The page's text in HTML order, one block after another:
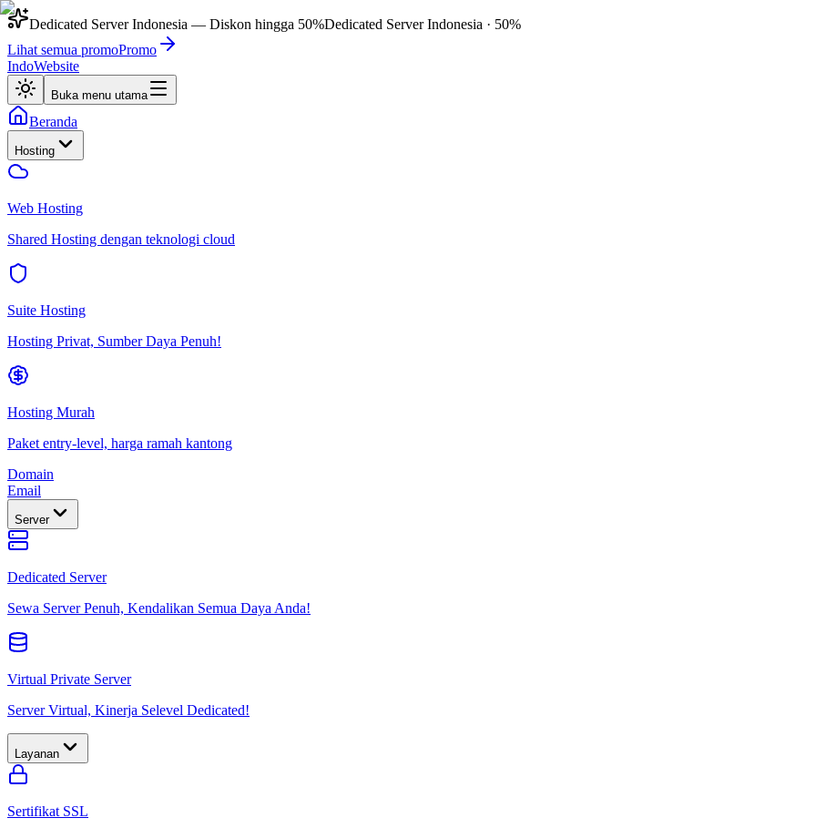
Dedicated Server Indonesia — Diskon hingga 50%Dedicated Server Indonesia · 50%
Lihat semua promoPromo
IndoWebsite
Buka menu utama
Beranda
Hosting
Web Hosting
Shared Hosting dengan teknologi cloud
Suite Hosting
Hosting Privat, Sumber Daya Penuh!
Hosting Murah
Paket entry-level, harga ramah kantong
Domain
Email
Server
Dedicated Server
Sewa Server Penuh, Kendalikan Semua Daya Anda!
Virtual Private Server
Server Virtual, Kinerja Selevel Dedicated!
Layanan
Sertifikat SSL